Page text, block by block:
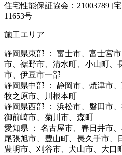
住宅性能保証協会：21003789 [
11653号
施工エリア
静岡県東部 ： 富士市、富士宮
市、裾野市、清水町、小山町、
市、伊豆市一部
静岡県中部 ： 静岡市、焼津市
牧之原市、川根本町
静岡県西部 ： 浜松市、磐田市
御前崎市、菊川市、森町
愛知県 ： 名古屋市、春日井市
尾張旭市、豊山町、長久手市、
豊明市、刈谷市、犬山市、大口